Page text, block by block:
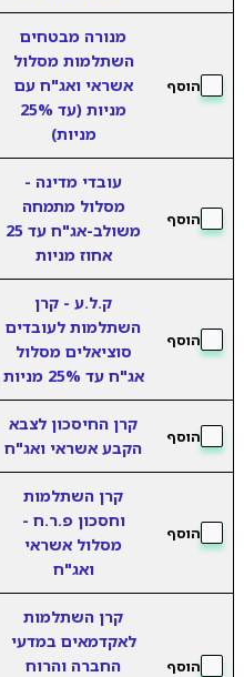
הוסף
מנורה מבטחים
השתלמות מסלול
אשראי ואג"ח עם
מניות (עד 25%
מניות)
הוסף
עובדי מדינה -
מסלול מתמחה
משולב-אג"ח עד 25
אחוז מניות
הוסף
ק.ל.ע - קרן
השתלמות לעובדים
סוציאלים מסלול
אג"ח עד 25% מניות
הוסף
קרן החיסכון לצבא
הקבע אשראי ואג"ח
הוסף
קרן השתלמות
וחסכון פ.ר.ח -
מסלול אשראי
ואג"ח
הוסף
קרן השתלמות
לאקדמאים במדעי
החברה והרוח